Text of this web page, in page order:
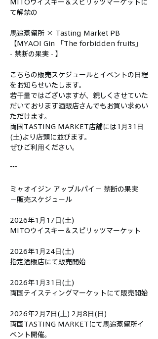
て解禁の
馬追蒸留所 × Tasting Market PB
【MYAOI Gin 「The forbidden fruits」
- 禁断の果実 - 】
こちらの販売スケジュールとイベントの日程
をお知らせいたします。
若干量ではございますが、親しくさせていた
だいております酒販店さんでもお買い求めい
ただけます。
両国TASTING MARKET店舗には1月31日
(土)より店頭に並びます。
ぜひご利用ください。
***
ミャオイジン アップルパイ− 禁断の果実
−販売スケジュール
2026年1月17日(土)
MITOウイスキー＆スピリッツマーケット
2026年1月24日(土)
指定酒販店にて販売開始
2026年1月31日(土)
両国テイスティングマーケットにて販売開始
2026年2月7日(土) 2月8日(日)
両国TASTING MARKETにて馬追蒸留所イ
ベント開催。